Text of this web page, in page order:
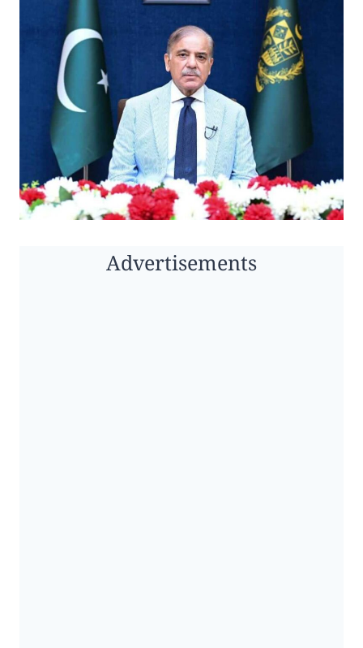
Advertisements